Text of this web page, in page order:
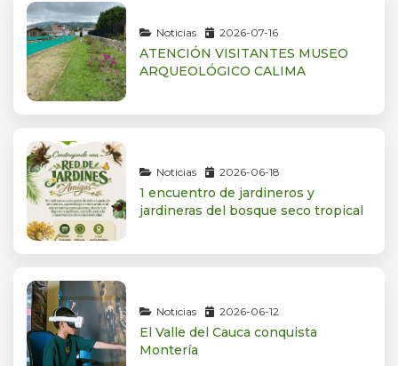
Noticias 2026-07-16
ATENCIÓN VISITANTES MUSEO
ARQUEOLÓGICO CALIMA
Noticias 2026-06-18
1 encuentro de jardineros y
jardineras del bosque seco tropical
Noticias 2026-06-12
El Valle del Cauca conquista
Montería